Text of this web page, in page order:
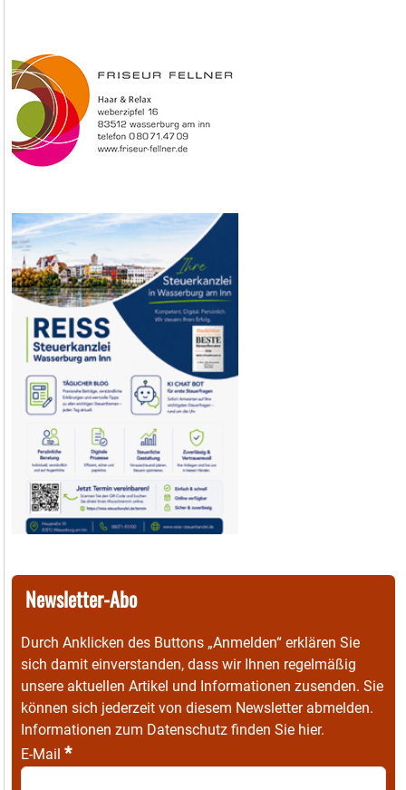
Newsletter-Abo
Durch Anklicken des Buttons „Anmelden“ erklären Sie
sich damit einverstanden, dass wir Ihnen regelmäßig
unsere aktuellen Artikel und Informationen zusenden. Sie
können sich jederzeit von diesem Newsletter abmelden.
Informationen zum Datenschutz finden Sie hier.
E-Mail *